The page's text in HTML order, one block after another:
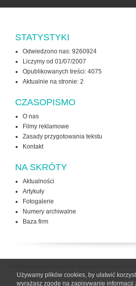
STATYSTYKI
Odwiedzono nas: 9260924
Liczymy od 01/07/2007
Opublikowanych treści: 4075
Aktualnie na stronie: 2
CZASOPISMO
O nas
Filmy reklamowe
Zasady przygotowania tekstu
Kontakt
NA SKRÓTY
Aktualności
Artykuły
Fotogalerie
Numery archiwalne
Baza firm
użytkowania strony
Używamy plików cookies, by ułatwić
wyrażasz zgodę na zapisywanie informacji